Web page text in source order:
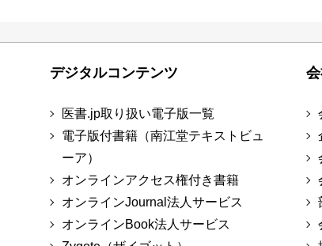
デジタルコンテンツ
医書.jp取り扱い電子版一覧
電子版付書籍（南江堂テキストビュ
ーア）
オンラインアクセス権付き書籍
オンラインJournal法人サービス
オンラインBook法人サービス